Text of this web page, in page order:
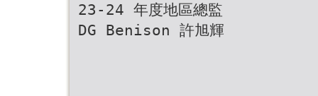
23-24 年度地區總監
DG Benison 許旭輝